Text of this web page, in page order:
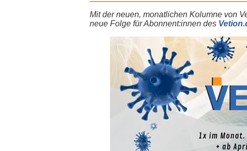
Mit der neuen, monatlichen Kolumne von
neue Folge für Abonnent:innen des